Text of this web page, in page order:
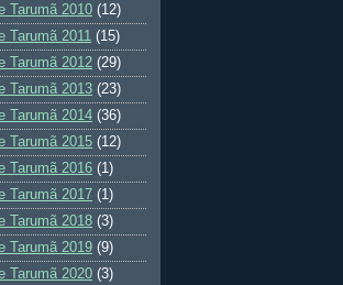
Tarumã 2010 (12)
Tarumã 2011 (15)
Tarumã 2012 (29)
Tarumã 2013 (23)
Tarumã 2014 (36)
Tarumã 2015 (12)
Tarumã 2016 (1)
Tarumã 2017 (1)
Tarumã 2018 (3)
Tarumã 2019 (9)
Tarumã 2020 (3)